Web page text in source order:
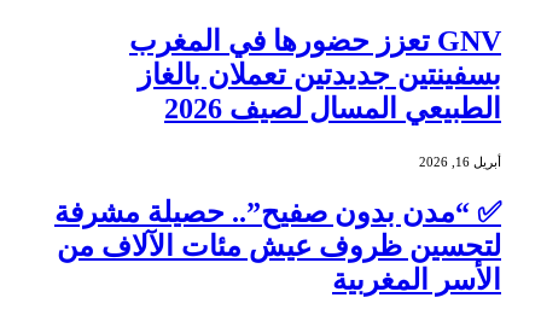
GNV تعزز حضورها في المغرب
بسفينتين جديدتين تعملان بالغاز
الطبيعي المسال لصيف 2026
أبريل 16, 2026
✅ “مدن بدون صفيح”.. حصيلة مشرفة
لتحسين ظروف عيش مئات الآلاف من
الأسر المغربية